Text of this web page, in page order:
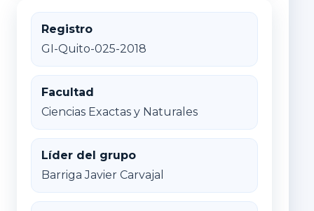
Registro
GI-Quito-025-2018
Facultad
Ciencias Exactas y Naturales
Líder del grupo
Barriga Javier Carvajal